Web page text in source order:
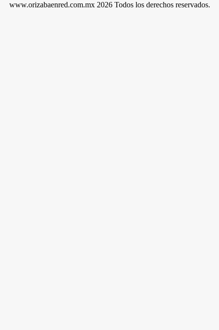
www.orizabaenred.com.mx 2026 Todos los derechos reservados.